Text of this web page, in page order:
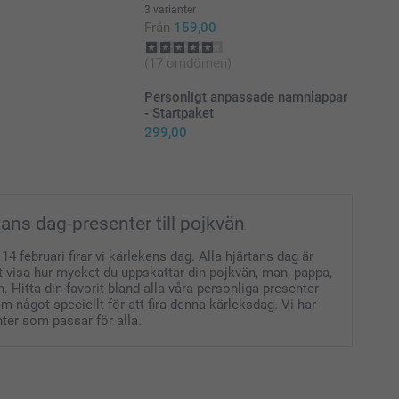
3 varianter
Från 159,00
(17 omdömen)
Personligt anpassade namnlappar
- Startpaket
299,00
dag-presenter till pojkvän
februari firar vi kärlekens dag. Alla hjärtans dag är
visa hur mycket du uppskattar din pojkvän, man, pappa,
Hitta din favorit bland alla våra personliga presenter
något speciellt för att fira denna kärleksdag. Vi har
som passar för alla.